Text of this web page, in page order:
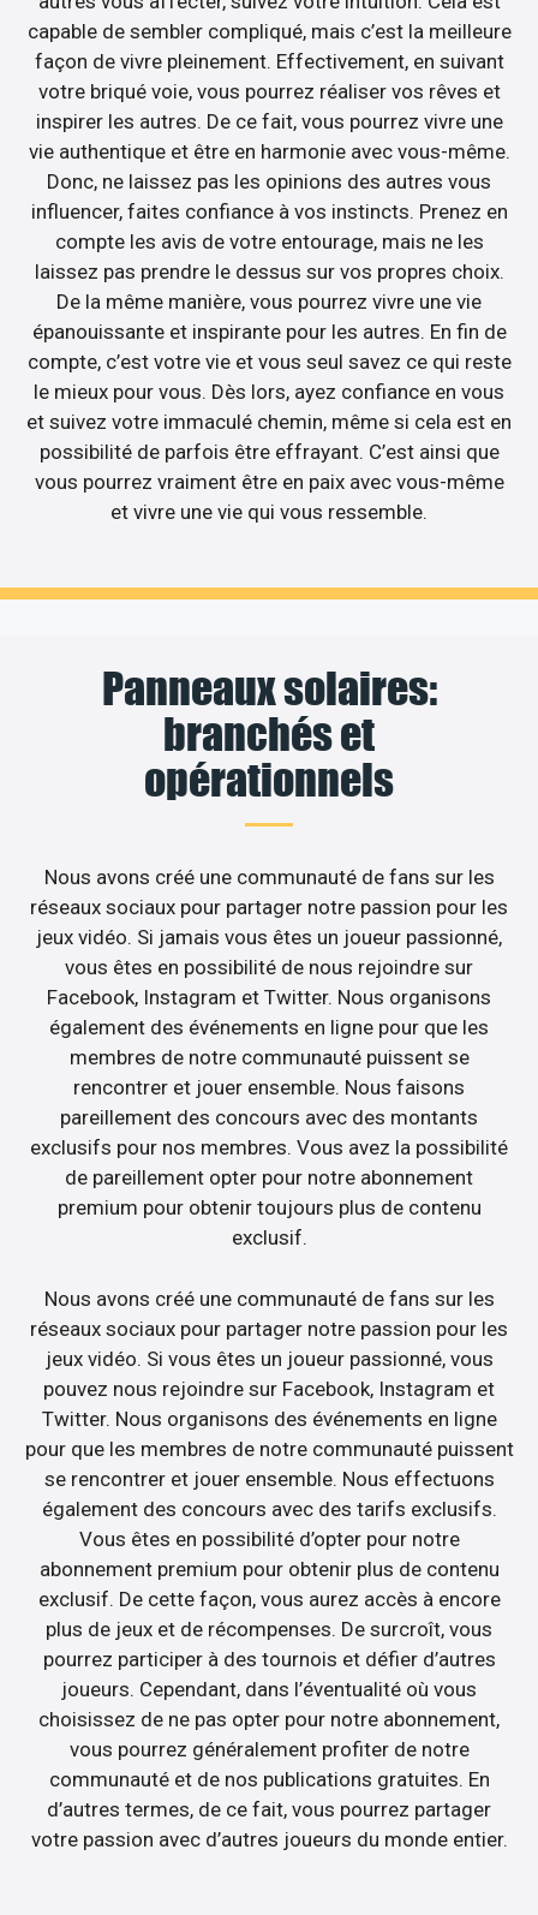
capable de sembler compliqué, mais c’est la meilleure
façon de vivre pleinement. Effectivement, en suivant
votre briqué voie, vous pourrez réaliser vos rêves et
inspirer les autres. De ce fait, vous pourrez vivre une
vie authentique et être en harmonie avec vous-même.
Donc, ne laissez pas les opinions des autres vous
influencer, faites confiance à vos instincts. Prenez en
compte les avis de votre entourage, mais ne les
laissez pas prendre le dessus sur vos propres choix.
De la même manière, vous pourrez vivre une vie
épanouissante et inspirante pour les autres. En fin de
compte, c’est votre vie et vous seul savez ce qui reste
le mieux pour vous. Dès lors, ayez confiance en vous
et suivez votre immaculé chemin, même si cela est en
possibilité de parfois être effrayant. C’est ainsi que
vous pourrez vraiment être en paix avec vous-même
et vivre une vie qui vous ressemble.
Panneaux solaires:
branchés et
opérationnels
Nous avons créé une communauté de fans sur les
réseaux sociaux pour partager notre passion pour les
jeux vidéo. Si jamais vous êtes un joueur passionné,
vous êtes en possibilité de nous rejoindre sur
Facebook, Instagram et Twitter. Nous organisons
également des événements en ligne pour que les
membres de notre communauté puissent se
rencontrer et jouer ensemble. Nous faisons
pareillement des concours avec des montants
exclusifs pour nos membres. Vous avez la possibilité
de pareillement opter pour notre abonnement
premium pour obtenir toujours plus de contenu
exclusif.
Nous avons créé une communauté de fans sur les
réseaux sociaux pour partager notre passion pour les
jeux vidéo. Si vous êtes un joueur passionné, vous
pouvez nous rejoindre sur Facebook, Instagram et
Twitter. Nous organisons des événements en ligne
pour que les membres de notre communauté puissent
se rencontrer et jouer ensemble. Nous effectuons
également des concours avec des tarifs exclusifs.
Vous êtes en possibilité d’opter pour notre
abonnement premium pour obtenir plus de contenu
exclusif. De cette façon, vous aurez accès à encore
plus de jeux et de récompenses. De surcroît, vous
pourrez participer à des tournois et défier d’autres
joueurs. Cependant, dans l’éventualité où vous
choisissez de ne pas opter pour notre abonnement,
vous pourrez généralement profiter de notre
communauté et de nos publications gratuites. En
d’autres termes, de ce fait, vous pourrez partager
votre passion avec d’autres joueurs du monde entier.